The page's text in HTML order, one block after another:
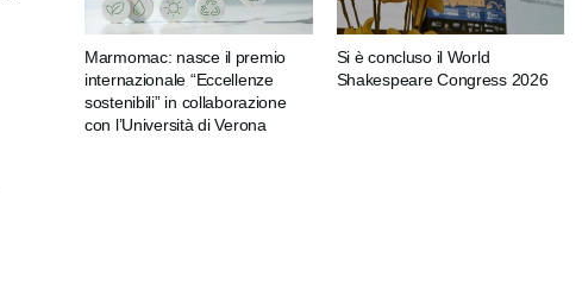
Marmomac: nasce il premio
internazionale “Eccellenze
sostenibili” in collaborazione
con l’Università di Verona
Si è concluso il World
Shakespeare Congress 2026